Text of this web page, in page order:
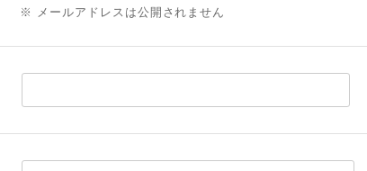
※ メールアドレスは公開されません